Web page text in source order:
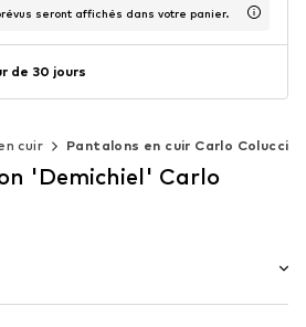
seront affichés dans votre panier.
de 30 jours
cuir Pantalons en cuir Carlo Colucci
'Demichiel' Carlo